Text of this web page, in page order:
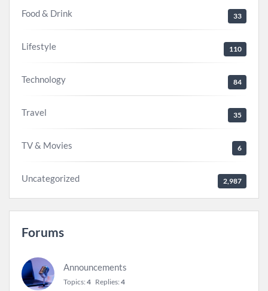
Food & Drink 33
Lifestyle 110
Technology 84
Travel 35
TV & Movies 6
Uncategorized 2,987
Forums
Announcements
Topics: 4 Replies: 4